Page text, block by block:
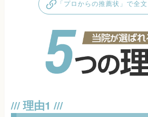
「プロからの推薦状」で全